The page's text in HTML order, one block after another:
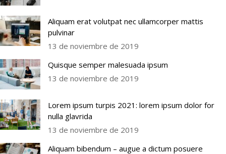
Aliquam erat volutpat nec ullamcorper mattis
pulvinar
13 de noviembre de 2019
Quisque semper malesuada ipsum
13 de noviembre de 2019
Lorem ipsum turpis 2021: lorem ipsum dolor for
nulla glavrida
13 de noviembre de 2019
Aliquam bibendum – augue a dictum posuere